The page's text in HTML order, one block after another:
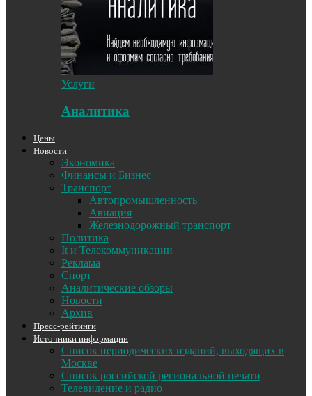
Услуги
Аналитика
Цены
Новости
Экономика
Финансы и Бизнес
Транспорт
Автопромышленность
Авиация
Железнодорожный транспорт
Политика
It и Телекоммуникации
Реклама
Спорт
Аналитические обзоры
Новости
Архив
Пресс-рейтинги
Источники информации
Список периодических изданий, выходящих в
Москве
Список российской региональной печати
Телевидение и радио